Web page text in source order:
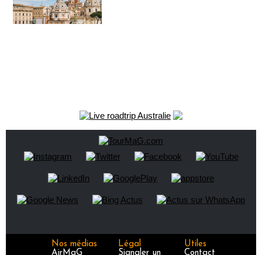
Nos médias
AirMaG
Légal
Signaler un
Utiles
Contact